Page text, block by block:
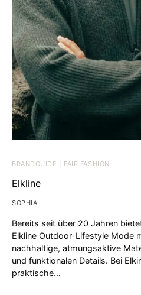
BRANDGUIDE | FAIR FASHION
Elkline
SOPHIA
Bereits seit über 20 Jahren
Elkline Outdoor-Lifestyle Mode
nachhaltige, atmungsaktive
und funktionalen Details. Bei
praktische…